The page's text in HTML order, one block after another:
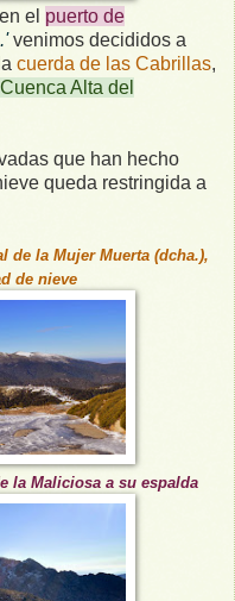
el puerto de
venimos decididos a
cuerda de las Cabrillas,
Alta del
que han hecho
queda restringida a
de la Mujer Muerta (dcha.),
de nieve
la Maliciosa a su espalda